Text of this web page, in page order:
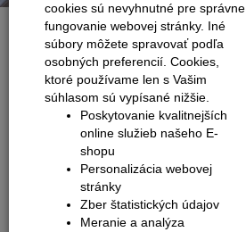
Zobraziť všetky novinky
VEĽKÉ
NOVÉ
S pribudajúcimi dekormi podláh
prechodových líšt. Niektoré vzory
cookies sú nevyhnutné pre správne
fungovanie webovej stránky. Iné
súbory môžete spravovať podľa
osobných preferencií. Cookies,
ktoré používame len s Vašim
súhlasom sú vypísané nižšie.
Poskytovanie kvalitnejších
online služieb našeho E-
shopu
Personalizácia webovej
stránky
Zber štatistických údajov
Meranie a analýza